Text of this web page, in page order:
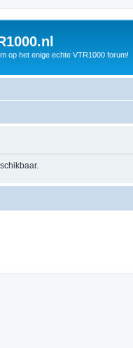
op het enige echte VTR1000 forum!